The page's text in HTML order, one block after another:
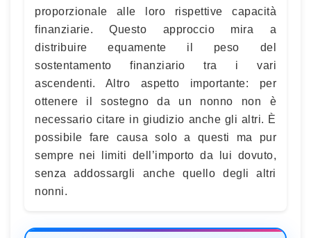
proporzionale alle loro rispettive capacità
finanziarie. Questo approccio mira a
distribuire equamente il peso del
sostentamento finanziario tra i vari
ascendenti. Altro aspetto importante: per
ottenere il sostegno da un nonno non è
necessario citare in giudizio anche gli altri. È
possibile fare causa solo a questi ma pur
sempre nei limiti dell’importo da lui dovuto,
senza addossargli anche quello degli altri
nonni.